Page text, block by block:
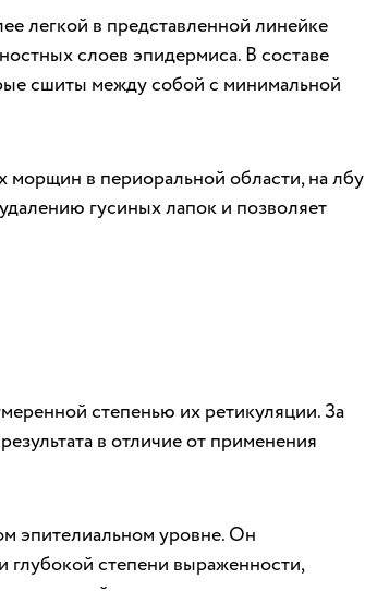
легкой в представленной линейке
слоев эпидермиса. В составе
сшиты между собой с минимальной
в периоральной области, на лбу
гусиных лапок и позволяет
степенью их ретикуляции. За
в отличие от применения
эпителиальном уровне. Он
степени выраженности,